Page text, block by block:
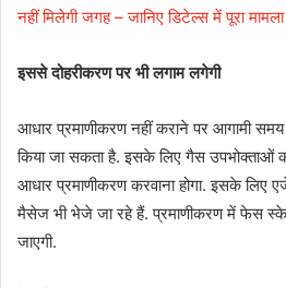
नहीं मिलेगी जगह – जानिए डिटेल्स में पूरा मामला
इससे दोहरीकरण पर भी लगाम लगेगी
आधार प्रमाणीकरण नहीं कराने पर आगामी
किया जा सकता है. इसके लिए गैस उपभोक्ताओं
आधार प्रमाणीकरण करवाना होगा. इसके लिए
मैसेज भी भेजे जा रहे हैं. प्रमाणीकरण में फेस
जाएगी.